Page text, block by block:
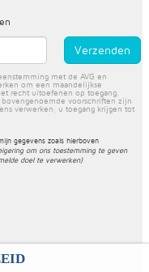
met de AVG en
om een maandelijkse
recht uitoefenen op toegang,
voorschriften zijn
verwerken, u toegang krijgen tot
gegevens zoals hierboven
om ons toestemming te geven
doel te verwerken)